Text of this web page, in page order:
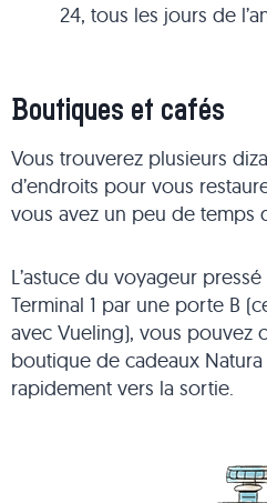
24, tous les jours de
Boutiques et cafés
Vous trouverez plusieurs
d’endroits pour vous
vous avez un peu de temps
L’astuce du voyageur
Terminal 1 par une porte B
avec Vueling), vous pouvez
boutique de cadeaux
rapidement vers la sortie.